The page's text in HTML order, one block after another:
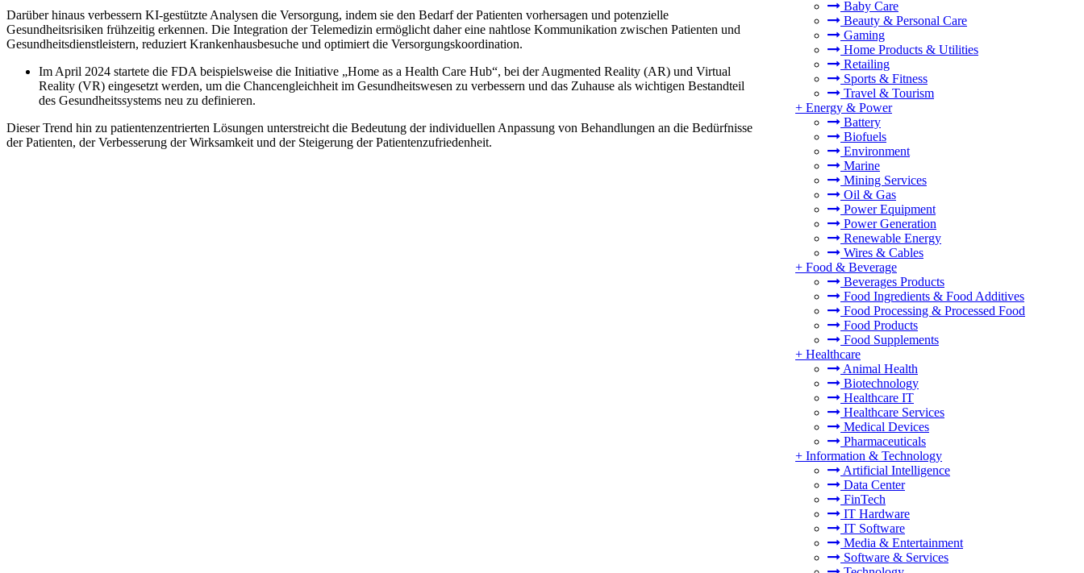
Baby Care
Beauty & Personal Care
Gaming
Home Products & Utilities
Retailing
Sports & Fitness
Travel & Tourism
+ Energy & Power
Battery
Biofuels
Environment
Marine
Mining Services
Oil & Gas
Power Equipment
Power Generation
Renewable Energy
Wires & Cables
+ Food & Beverage
Beverages Products
Food Ingredients & Food Additives
Food Processing & Processed Food
Food Products
Food Supplements
+ Healthcare
Animal Health
Biotechnology
Healthcare IT
Healthcare Services
Medical Devices
Pharmaceuticals
+ Information & Technology
Artificial Intelligence
Data Center
FinTech
IT Hardware
IT Software
Media & Entertainment
Software & Services
Darüber hinaus verbessern KI-gestützte Analysen die Versorgung, indem sie den Bedarf der Patienten vorhersagen und potenzielle
Gesundheitsrisiken frühzeitig erkennen. Die Integration der Telemedizin ermöglicht daher eine nahtlose Kommunikation zwischen Patienten und
Gesundheitsdienstleistern, reduziert Krankenhausbesuche und optimiert die Versorgungskoordination.
Im April 2024 startete die FDA beispielsweise die Initiative „Home as a Health Care Hub“, bei der Augmented Reality (AR) und Virtual
Reality (VR) eingesetzt werden, um die Chancengleichheit im Gesundheitswesen zu verbessern und das Zuhause als wichtigen Bestandteil
des Gesundheitssystems neu zu definieren.
Dieser Trend hin zu patientenzentrierten Lösungen unterstreicht die Bedeutung der individuellen Anpassung von Behandlungen an die Bedürfnisse
der Patienten, der Verbesserung der Wirksamkeit und der Steigerung der Patientenzufriedenheit.